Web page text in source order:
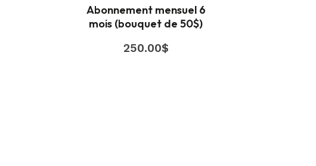
Abonnement mensuel 6
mois (bouquet de 50$)
250.00$